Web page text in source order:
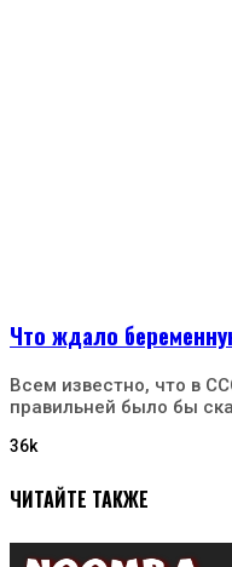
Что ждало
Всем известно, что в
правильней было бы
36k
ЧИТАЙТЕ ТАКЖЕ